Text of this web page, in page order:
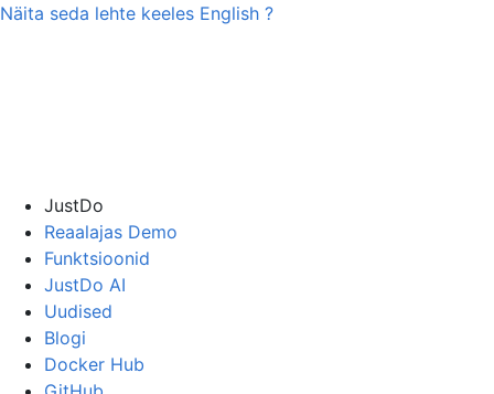
Näita seda lehte keeles English ?
JustDo
Reaalajas Demo
Funktsioonid
JustDo AI
Uudised
Blogi
Docker Hub